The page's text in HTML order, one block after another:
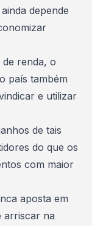
depende
renda, o
país também
e utilizar
de tais
do que os
com maior
aposta em
arriscar na